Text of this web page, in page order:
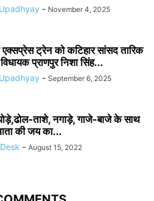
- November 4, 2025
ट्रेन को कटिहार सांसद तारिक
प्राणपुर निशा सिंह...
- September 6, 2025
ताशे, नगाड़े, गाजे-बाजे के साथ
की जय का...
- August 15, 2022